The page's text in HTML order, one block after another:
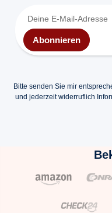
Abonnieren
Bitte senden Sie mir
und jederzeit widerruflich